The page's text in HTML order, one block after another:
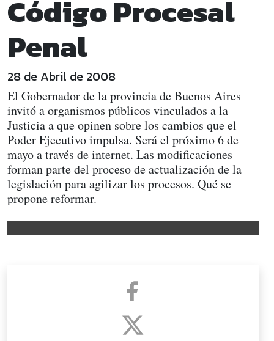
Código Procesal
Penal
28 de Abril de 2008
El Gobernador de la provincia de Buenos Aires
invitó a organismos públicos vinculados a la
Justicia a que opinen sobre los cambios que el
Poder Ejecutivo impulsa. Será el próximo 6 de
mayo a través de internet. Las modificaciones
forman parte del proceso de actualización de la
legislación para agilizar los procesos. Qué se
propone reformar.